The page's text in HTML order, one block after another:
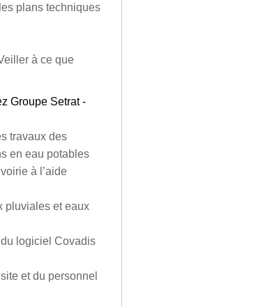
plans techniques
à ce que
Groupe Setrat -
travaux des
en eau potables
à l’aide
pluviales et eaux
logiciel Covadis
et du personnel